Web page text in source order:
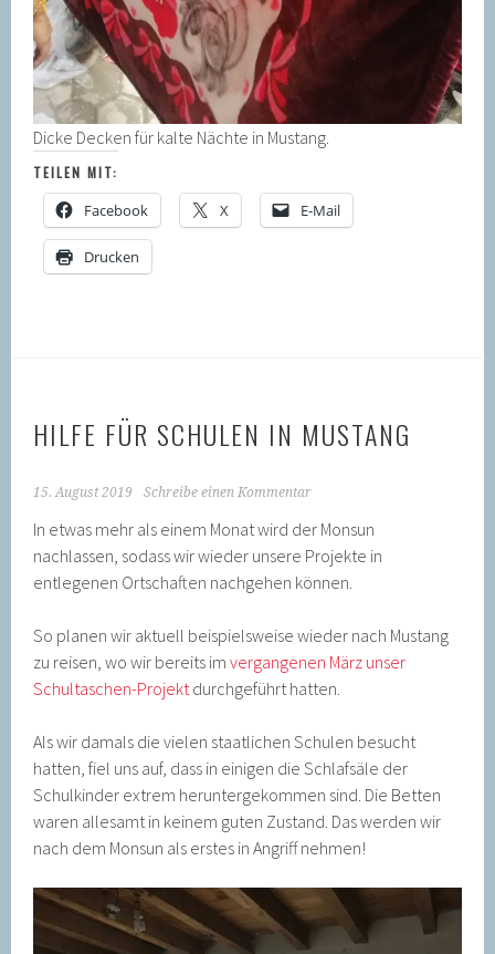
Dicke Decken für kalte Nächte in Mustang.
TEILEN MIT:
Facebook X E-Mail
Drucken
HILFE FÜR SCHULEN IN MUSTANG
15. August 2019 Schreibe einen Kommentar
In etwas mehr als einem Monat wird der Monsun
nachlassen, sodass wir wieder unsere Projekte in
entlegenen Ortschaften nachgehen können.
So planen wir aktuell beispielsweise wieder nach Mustang
zu reisen, wo wir bereits imvergangenen März unser
Schultaschen-Projektdurchgeführt hatten.
Als wir damals die vielen staatlichen Schulen besucht
hatten, fiel uns auf, dass in einigen die Schlafsäle der
Schulkinder extrem heruntergekommen sind. Die Betten
waren allesamt in keinem guten Zustand. Das werden wir
nach dem Monsun als erstes in Angriff nehmen!